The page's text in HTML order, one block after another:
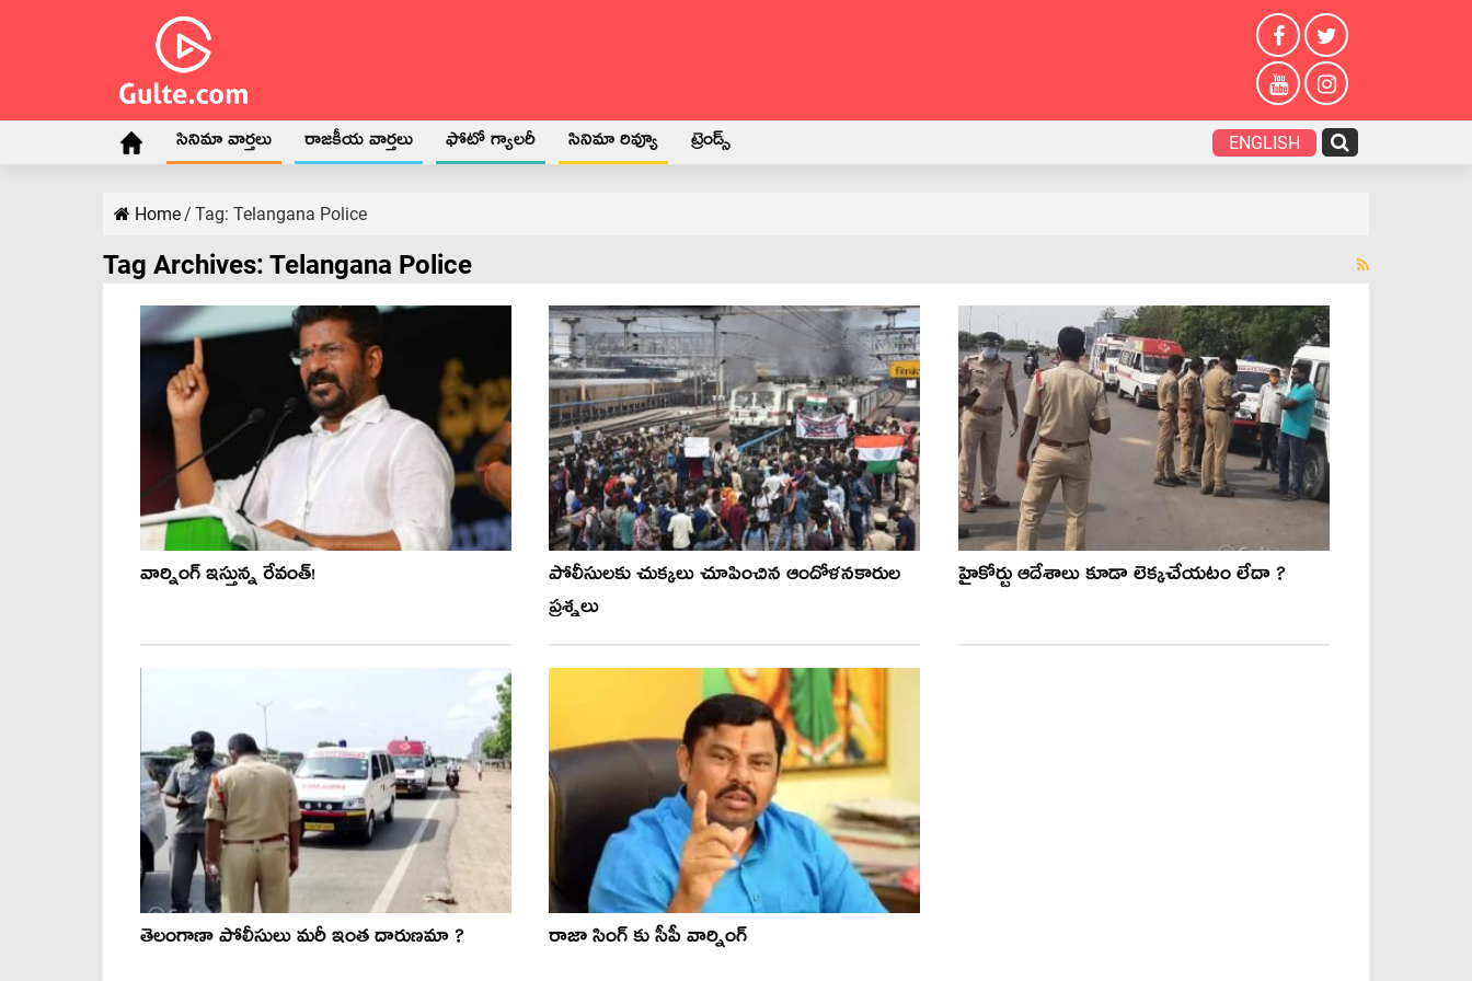
సినిమా వార్తలు రాజకీయ వార్తలు ఫోటో గ్యాలరీ సినిమా రివ్యూ ట్రెండ్స్ ENGLISH
Home/ Tag: Telangana Police
Tag Archives: Telangana Police
వార్నింగ్ ఇస్తున్న రేవంత్!
పోలీసులకు చుక్కలు చూపించిన ఆందోళనకారుల
ప్రశ్నలు
హైకోర్టు ఆదేశాలు కూడా లెక్కచేయటం లేదా ?
తెలంగాణా పోలీసులు మరీ ఇంత దారుణమా ? రాజా సింగ్ కు సీపీ వార్నింగ్